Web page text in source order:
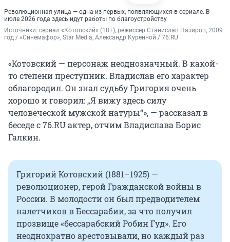
Революционная улица — одна из первых, появляющихся в сериале. В
июле 2026 года здесь идут работы по благоустройству
Источники: сериал «Котовский» (18+), режиссер Станислав Назиров, 2009
год / «Синемафор», Star Media, Александр Куренной / 76.RU
«Котовский — персонаж неоднозначный. В какой-
то степени преступник. Владислав его характер
облагородил. Он знал судьбу Григория очень
хорошо и говорил: „Я вижу здесь силу
человеческой мужской натуры“», — рассказал в
беседе с 76.RU актер, отчим Владислава Борис
Галкин.
Григорий Котовский (1881–1925) —
революционер, герой Гражданской войны в
России. В молодости он был предводителем
налетчиков в Бессарабии, за что получил
прозвище «бессарабский Робин Гуд». Его
неоднократно арестовывали, но каждый раз